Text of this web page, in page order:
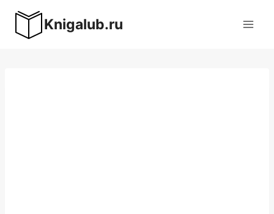
содержимому
Knigalub.ru